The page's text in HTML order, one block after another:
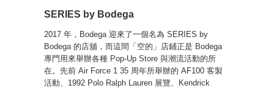
SERIES by Bodega
2017 年，Bodega 迎來了一個名為 SERIES by
Bodega 的店舖，而這間「空的」店鋪正是 Bodega
專門用來舉辦各種 Pop-Up Store 與潮流活動的所
在。先前 Air Force 1 35 周年所舉辦的 AF100 客製
活動、1992 Polo Ralph Lauren 展覽、Kendrick